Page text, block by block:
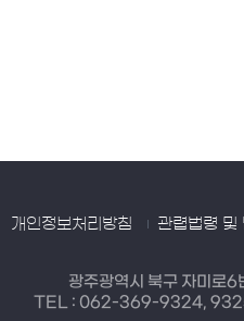
개인정보처리방침 관렵법령 및
광주광역시 북구 자미로
TEL : 062-369-9324,